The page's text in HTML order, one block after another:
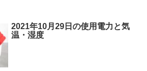
2021年10月29日の使用電力と気
温・湿度